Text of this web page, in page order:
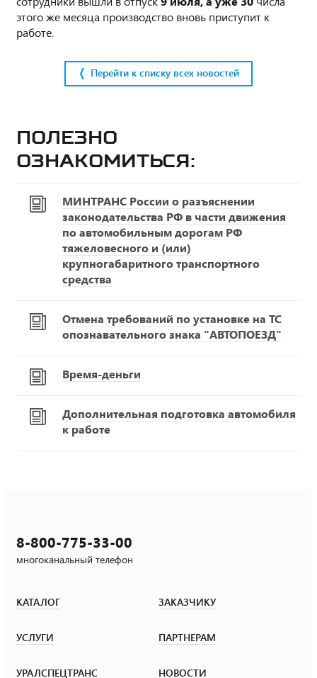
этого же месяца производство вновь приступит к
работе.
Перейти к списку всех новостей
Полезно
ознакомиться:
МИНТРАНС России о разъяснении
законодательства РФ в части движения
по автомобильным дорогам РФ
тяжеловесного и (или)
крупногабаритного транспортного
средства
Отмена требований по установке на ТС
опознавательного знака "АВТОПОЕЗД"
Время-деньги
Дополнительная подготовка автомобиля
к работе
8-800-775-33-00
многоканальный телефон
КАТАЛОГ ЗАКАЗЧИКУ
УСЛУГИ ПАРТНЕРАМ
УРАЛСПЕЦТРАНС НОВОСТИ